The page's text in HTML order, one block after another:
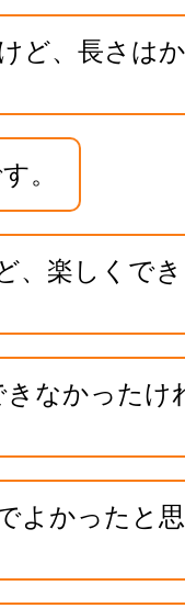
ど、長さは
。
楽しくでき
なかったけ
よかったと思